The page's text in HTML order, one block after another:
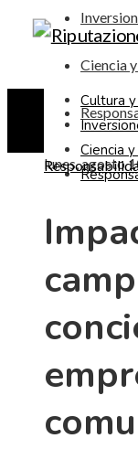
Ciencia
lunes, agosto
Cultura
Ciencia